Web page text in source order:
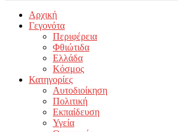
Facebook
Twitter
Instagram
Youtube
Email
Αρχική
Γεγονότα
Περιφέρεια
Φθιώτιδα
Ελλάδα
Κόσμος
Κατηγορίες
Αυτοδιοίκηση
Πολιτική
Εκπαίδευση
Υγεία